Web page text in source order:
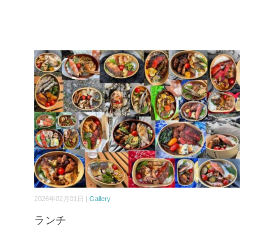
2026年02月01日 | Gallery
ランチ